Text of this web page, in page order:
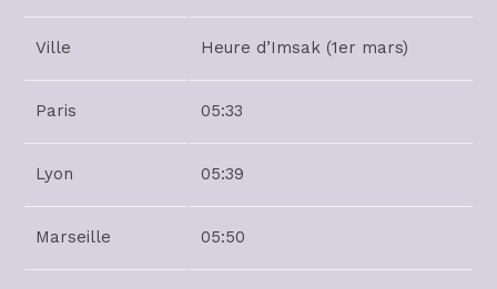
Ville Heure d’Imsak (1er mars)
Paris 05:33
Lyon 05:39
Marseille 05:50